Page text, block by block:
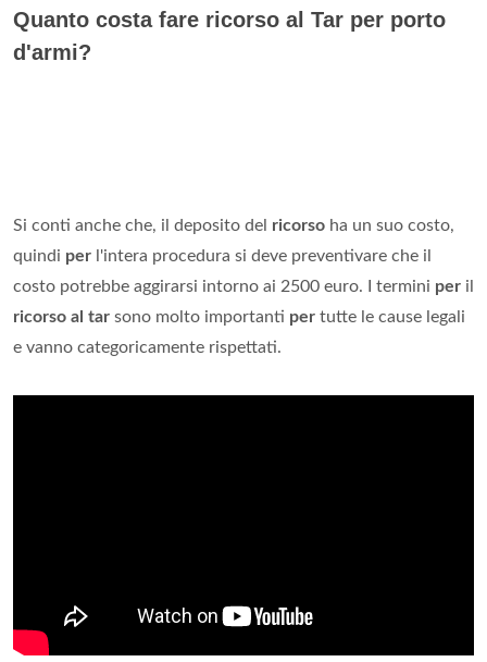
Quanto costa fare ricorso al Tar per porto
d'armi?
Si conti anche che, il deposito del ricorso ha un suo costo,
quindi per l'intera procedura si deve preventivare che il
costo potrebbe aggirarsi intorno ai 2500 euro. I termini per il
ricorso al tar sono molto importanti per tutte le cause legali
e vanno categoricamente rispettati.